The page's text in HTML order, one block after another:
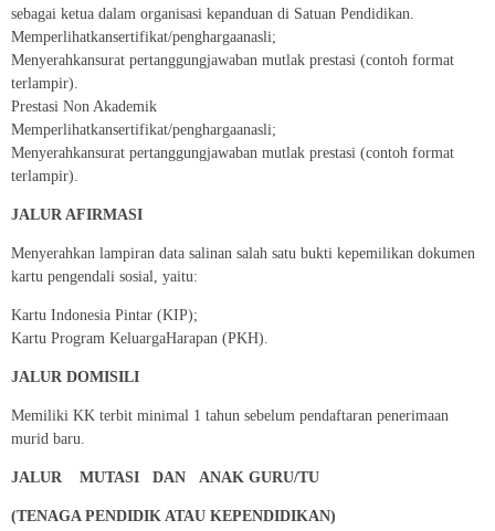
sebagai ketua dalam organisasi kepanduan di Satuan Pendidikan.
Memperlihatkansertifikat/penghargaanasli;
Menyerahkansurat pertanggungjawaban mutlak prestasi (contoh format
terlampir).
Prestasi Non Akademik
Memperlihatkansertifikat/penghargaanasli;
Menyerahkansurat pertanggungjawaban mutlak prestasi (contoh format
terlampir).
JALUR AFIRMASI
Menyerahkan lampiran data salinan salah satu bukti kepemilikan dokumen
kartu pengendali sosial, yaitu:
Kartu Indonesia Pintar (KIP);
Kartu Program KeluargaHarapan (PKH).
JALUR DOMISILI
Memiliki KK terbit minimal 1 tahun sebelum pendaftaran penerimaan
murid baru.
JALUR MUTASI DAN ANAK GURU/TU
(TENAGA PENDIDIK ATAU KEPENDIDIKAN)